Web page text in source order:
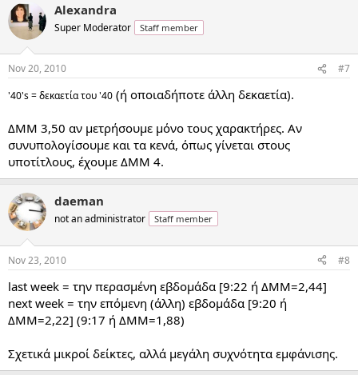
Alexandra
Super Moderator Staff member
Nov 20, 2010
#7
'40's = δεκαετία του '40 (ή οποιαδήποτε άλλη δεκαετία).
ΔΜΜ 3,50 αν μετρήσουμε μόνο τους χαρακτήρες. Αν
συνυπολογίσουμε και τα κενά, όπως γίνεται στους
υποτίτλους, έχουμε ΔΜΜ 4.
daeman
not an administrator Staff member
Nov 23, 2010 #8
last week = την περασμένη εβδομάδα [9:22 ή ΔΜΜ=2,44]
next week = την επόμενη (άλλη) εβδομάδα [9:20 ή
ΔΜΜ=2,22] (9:17 ή ΔΜΜ=1,88)
Σχετικά μικροί δείκτες, αλλά μεγάλη συχνότητα εμφάνισης.